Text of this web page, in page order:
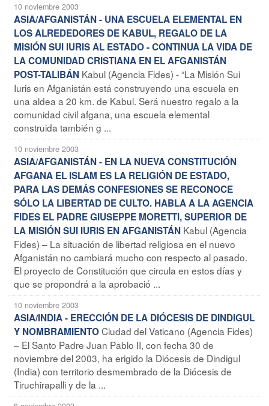
10 noviembre 2003
ASIA/AFGANISTÁN - UNA ESCUELA ELEMENTAL EN
LOS ALREDEDORES DE KABUL, REGALO DE LA
MISIÓN SUI IURIS AL ESTADO - CONTINUA LA VIDA DE
LA COMUNIDAD CRISTIANA EN EL AFGANISTÁN
POST-TALIBÁN Kabul (Agencia Fides) - “La Misión Sui
Iuris en Afganistán está construyendo una escuela en
una aldea a 20 km. de Kabul. Será nuestro regalo a la
comunidad civil afgana, una escuela elemental
construida también g ...
10 noviembre 2003
ASIA/AFGANISTÁN - EN LA NUEVA CONSTITUCIÓN
AFGANA EL ISLAM ES LA RELIGIÓN DE ESTADO,
PARA LAS DEMÁS CONFESIONES SE RECONOCE
SÓLO LA LIBERTAD DE CULTO. HABLA A LA AGENCIA
FIDES EL PADRE GIUSEPPE MORETTI, SUPERIOR DE
LA MISIÓN SUI IURIS EN AFGANISTÁN Kabul (Agencia
Fides) – La situación de libertad religiosa en el nuevo
Afganistán no cambiará mucho con respecto al pasado.
El proyecto de Constitución que circula en estos días y
que se propondrá a la aprobació ...
10 noviembre 2003
ASIA/INDIA - ERECCIÓN DE LA DIÓCESIS DE DINDIGUL
Y NOMBRAMIENTOCiudad del Vaticano (Agencia Fides)
– El Santo Padre Juan Pablo II, con fecha 30 de
noviembre del 2003, ha erigido la Diócesis de Dindigul
(India) con territorio desmembrado de la Diócesis de
Tiruchirapalli y de la ...